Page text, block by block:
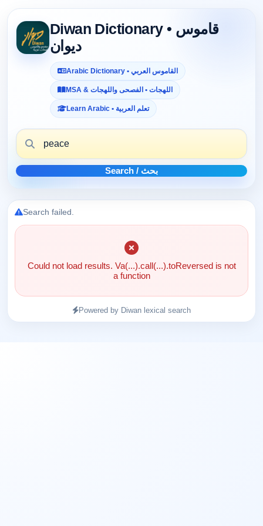
Diwan Dictionary • قاموس
ديوان
Arabic Dictionary • القاموس العربي
MSA & اللهجات • الفصحى واللهجات
Learn Arabic • تعلم العربية
Search / بحث
Search failed.
Could not load results. Va(...).call(...).toReversed is not
a function
Powered by Diwan lexical search